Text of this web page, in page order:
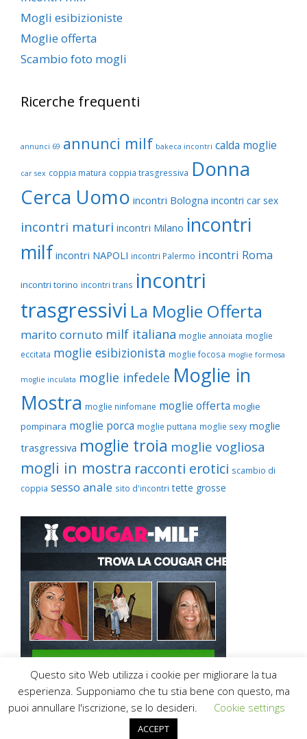
Mogli esibizioniste
Moglie offerta
Scambio foto mogli
Ricerche frequenti
annunci 69 annunci milf bakeca incontri calda moglie
car sex coppia matura coppia trasgressiva Donna
Cerca Uomo incontri Bologna incontri car sex
incontri maturi incontri Milano incontri
milf incontri NAPOLI incontri Palermo incontri Roma
incontri torino incontri trans incontri
trasgressivi La Moglie Offerta
marito cornuto milf italiana moglie annoiata moglie
eccitata moglie esibizionista moglie focosa moglie formosa
moglie inculata moglie infedele Moglie in
Mostra moglie ninfomane moglie offerta moglie
pompinara moglie porca moglie puttana moglie sexy moglie
trasgressiva moglie troia moglie vogliosa
mogli in mostra racconti erotici scambio di
coppia sesso anale sito d'incontri tette grosse
Mogli in Mostra
Questo sito Web utilizza i cookie per migliorare la tua
esperienza. Supponiamo che tu stia bene con questo, ma
puoi annullare l'iscrizione, se lo desideri.
Cookie settings
ACCEPT